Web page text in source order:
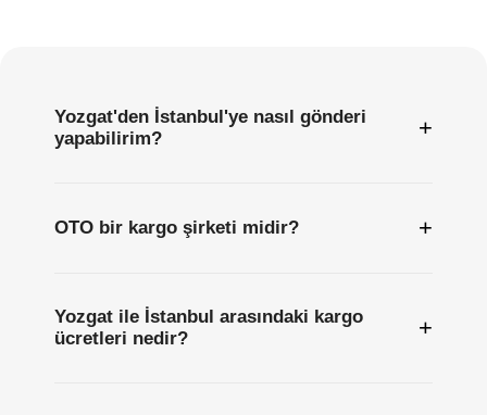
Yozgat'den İstanbul'ye nasıl gönderi
yapabilirim?
+
OTO bir kargo şirketi midir? +
Yozgat ile İstanbul arasındaki kargo
ücretleri nedir?
+